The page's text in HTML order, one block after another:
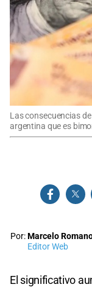
Las consecuencias
argentina que es
Por:Marcelo
Editor Web
El significativo